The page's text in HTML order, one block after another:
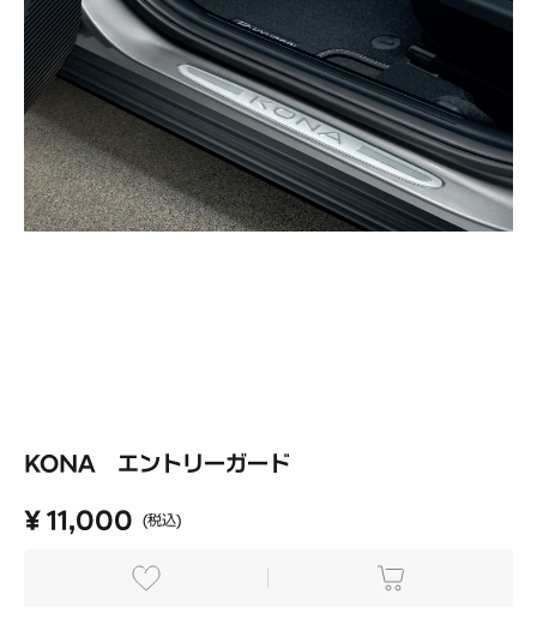
KONA エントリーガード
¥ 11,000 (税込)